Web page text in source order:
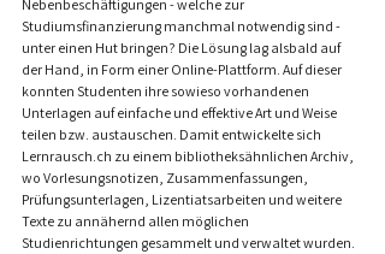
Nebenbeschäftigungen - welche zur
Studiumsfinanzierung manchmal notwendig sind -
unter einen Hut bringen? Die Lösung lag alsbald auf
der Hand, in Form einer Online-Plattform. Auf dieser
konnten Studenten ihre sowieso vorhandenen
Unterlagen auf einfache und effektive Art und Weise
teilen bzw. austauschen. Damit entwickelte sich
Lernrausch.ch zu einem bibliotheksähnlichen Archiv,
wo Vorlesungsnotizen, Zusammenfassungen,
Prüfungsunterlagen, Lizentiatsarbeiten und weitere
Texte zu annähernd allen möglichen
Studienrichtungen gesammelt und verwaltet wurden.